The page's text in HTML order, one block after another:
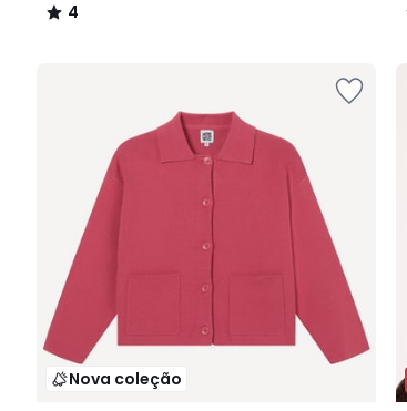
4
/
Nova coleção